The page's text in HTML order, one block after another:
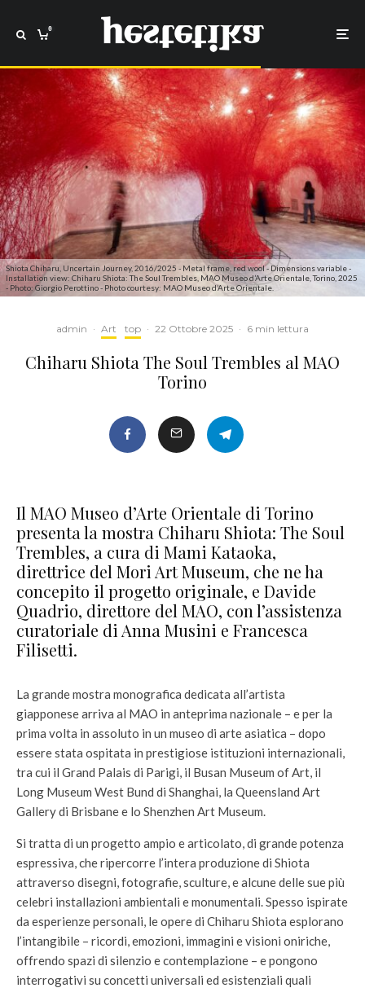
0
Shiota Chiharu, Uncertain Journey, 2016/2025 - Metal frame, red wool - Dimensions variable -
Installation view: Chiharu Shiota: The Soul Trembles, MAO Museo d’Arte Orientale, Torino, 2025
- Photo: Giorgio Perottino - Photo courtesy: MAO Museo d’Arte Orientale.
admin · Art top · 22 Ottobre 2025 · 6 min lettura
Chiharu Shiota The Soul Trembles al MAO
Torino
Il MAO Museo d’Arte Orientale di Torino
presenta la mostra Chiharu Shiota: The Soul
Trembles, a cura di Mami Kataoka,
direttrice del Mori Art Museum, che ne ha
concepito il progetto originale, e Davide
Quadrio, direttore del MAO, con l’assistenza
curatoriale di Anna Musini e Francesca
Filisetti.
La grande mostra monografica dedicata all’artista
giapponese arriva al MAO in anteprima nazionale – e per la
prima volta in assoluto in un museo di arte asiatica – dopo
essere stata ospitata in prestigiose istituzioni internazionali,
tra cui il Grand Palais di Parigi, il Busan Museum of Art, il
Long Museum West Bund di Shanghai, la Queensland Art
Gallery di Brisbane e lo Shenzhen Art Museum.
Si tratta di un progetto ampio e articolato, di grande potenza
espressiva, che ripercorre l’intera produzione di Shiota
attraverso disegni, fotografie, sculture, e alcune delle sue più
celebri installazioni ambientali e monumentali. Spesso ispirate
da esperienze personali, le opere di Chiharu Shiota esplorano
l’intangibile – ricordi, emozioni, immagini e visioni oniriche,
offrendo spazi di silenzio e contemplazione – e pongono
interrogativi su concetti universali ed esistenziali quali